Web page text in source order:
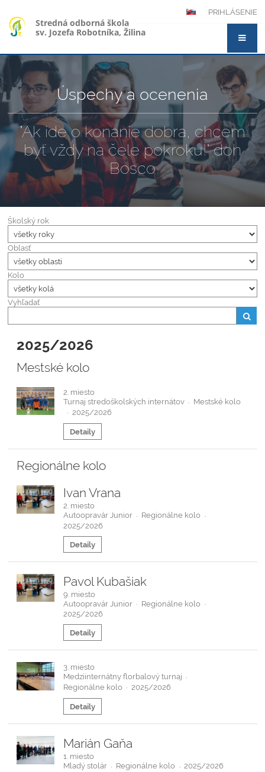
PRIHLÁSENIE
Stredná odborná škola
sv. Jozefa Robotníka, Žilina
Úspechy a ocenenia
"Ak ide o konanie dobra, chcem
byť vždy na čele pokroku!" don
Bosco
Školský rok
Oblasť
Kolo
Vyhľadať
2025/2026
Mestské kolo
2. miesto
Turnaj stredoškolských internátov · Mestské kolo
· 2025/2026
Detaily
Regionálne kolo
Ivan Vrana
2. miesto
Autoopravár Junior · Regionálne kolo ·
2025/2026
Detaily
Pavol Kubašiak
9. miesto
Autoopravár Junior · Regionálne kolo ·
2025/2026
Detaily
3. miesto
Medziinternátny florbalový turnaj ·
Regionálne kolo · 2025/2026
Detaily
Marián Gaňa
1. miesto
Mladý stolár · Regionálne kolo · 2025/2026